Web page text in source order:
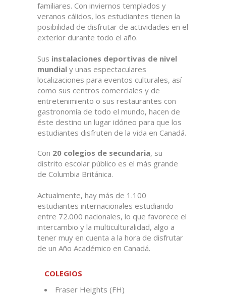
familiares. Con inviernos templados y
veranos cálidos, los estudiantes tienen la
posibilidad de disfrutar de actividades en el
exterior durante todo el año.
Sus instalaciones deportivas de nivel
mundial y unas espectaculares
localizaciones para eventos culturales, así
como sus centros comerciales y de
entretenimiento o sus restaurantes con
gastronomía de todo el mundo, hacen de
éste destino un lugar idóneo para que los
estudiantes disfruten de la vida en Canadá.
Con 20 colegios de secundaria, su
distrito escolar público es el más grande
de Columbia Británica.
Actualmente, hay más de 1.100
estudiantes internacionales estudiando
entre 72.000 nacionales, lo que favorece el
intercambio y la multiculturalidad, algo a
tener muy en cuenta a la hora de disfrutar
de un Año Académico en Canadá.
COLEGIOS
Fraser Heights (FH)